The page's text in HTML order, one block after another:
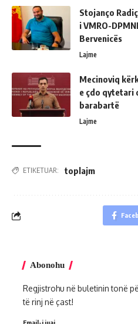
Stojanço
i VMRO-
Bervenicës
Lajme
Mecinoviq
e çdo qytetari
barabartë
Lajme
ETIKETUAR: toplajm
Abonohu
Regjistrohu në buletinin tonë
të rinj në çast!